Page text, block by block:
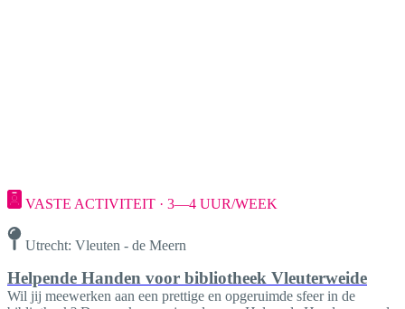
VASTE ACTIVITEIT · 3—4 UUR/WEEK
Utrecht: Vleuten - de Meern
Helpende Handen voor bibliotheek Vleuterweide
Wil jij meewerken aan een prettige en opgeruimde sfeer in de